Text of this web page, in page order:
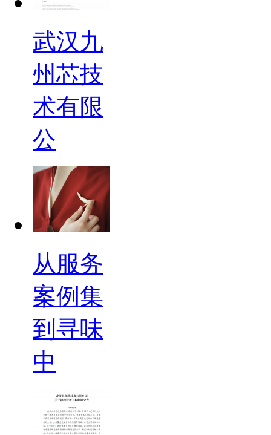
武汉九
州芯技
术有限
公
从服务
案例集
到寻味
中